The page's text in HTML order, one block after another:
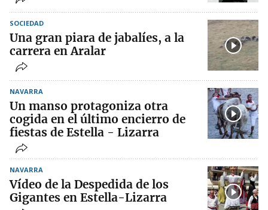
SOCIEDAD
Una gran piara de jabalíes, a la
carrera en Aralar
NAVARRA
Un manso protagoniza otra
cogida en el último encierro de
fiestas de Estella - Lizarra
NAVARRA
Vídeo de la Despedida de los
Gigantes en Estella-Lizarra